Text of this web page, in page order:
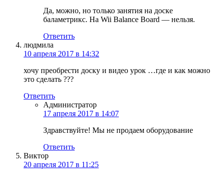
Да, можно, но только занятия на доске
баламетрикс. На Wii Balance Board — нельзя.
Ответить
людмила
10 апреля 2017 в 14:32
хочу преобрести доску и видео урок …где и как можно
это сделать ???
Ответить
Администратор
17 апреля 2017 в 14:07
Здравствуйте! Мы не продаем оборудование
Ответить
Виктор
20 апреля 2017 в 11:25